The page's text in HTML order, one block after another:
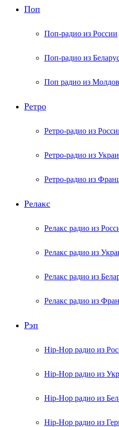
Поп
Поп-радио из России
Поп-радио из
Поп радио из
Ретро
Ретро-радио из
Ретро-радио из
Ретро-радио из
Релакс
Релакс радио из
Релакс радио из
Релакс радио из
Релакс радио из
Рэп
Hip-Hop радио из
Hip-Hop радио из
Hip-Hop радио из
Hip-Hop радио из